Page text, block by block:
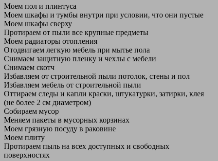
Моем пол и плинтуса
Моем шкафы и тумбы внутри при условии, что они пустые
Моем шкафы сверху
Протираем от пыли все крупные предметы
Моем радиаторы отопления
Отодвигаем легкую мебель при мытье пола
Снимаем защитную пленку и чехлы с мебели
Снимаем скотч
Избавляем от строительной пыли потолок, стены и пол
Избавляем мебель от строительной пыли
Оттираем следы и капли краски, штукатурки, затирки, клея
(не более 2 см диаметром)
Собираем мусор
Меняем пакеты в мусорных корзинах
Моем грязную посуду в раковине
Моем плиту
Протираем пыль на всех доступных и свободных
поверхностях